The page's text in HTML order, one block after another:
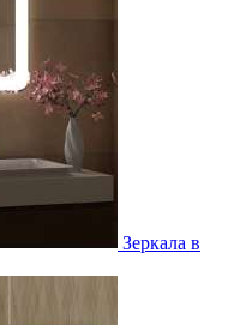
Зеркала в